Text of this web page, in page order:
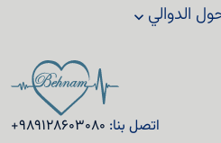
الدوالي
اتصل بنا: +989128603080